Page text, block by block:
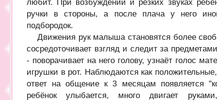
любит. При возбуждении и резких звуках
ручки в стороны, а после плача у него
подбородок.
Движения рук малыша становятся более
сосредоточивает взгляд и следит за
- поворачивает на него голову, узнаёт голос
игрушки в рот. Наблюдаются как
ответ на общение к 3 месяцам появляется
ребёнок улыбается, много двигает